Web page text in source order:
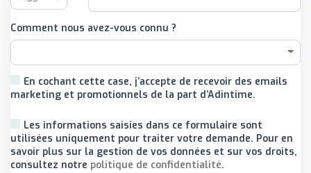
Comment nous avez-vous connu ?
En cochant cette case, j’accepte de recevoir des emails
marketing et promotionnels de la part d’Adintime.
Les informations saisies dans ce formulaire sont
utilisées uniquement pour traiter votre demande. Pour en
savoir plus sur la gestion de vos données et sur vos droits,
consultez notre politique de confidentialité.